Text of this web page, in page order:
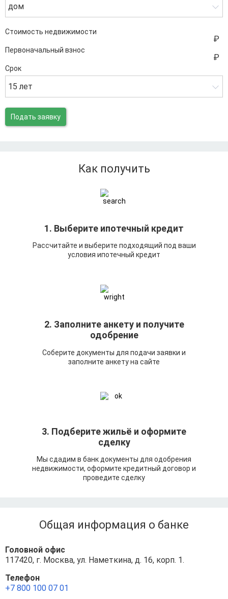
дом
Стоимость недвижимости
Первоначальный взнос
Срок
15 лет
Подать заявку
Как получить
1. Выберите ипотечный кредит
Рассчитайте и выберите подходящий под ваши
условия ипотечный кредит
2. Заполните анкету и получите
одобрение
Соберите документы для подачи заявки и
заполните анкету на сайте
3. Подберите жильё и оформите
сделку
Мы сдадим в банк документы для одобрения
недвижимости, оформите кредитный договор и
проведите сделку
Общая информация о банке
Головной офис
117420, г. Москва, ул. Наметкина, д. 16, корп. 1.
Телефон
+7 800 100 07 01